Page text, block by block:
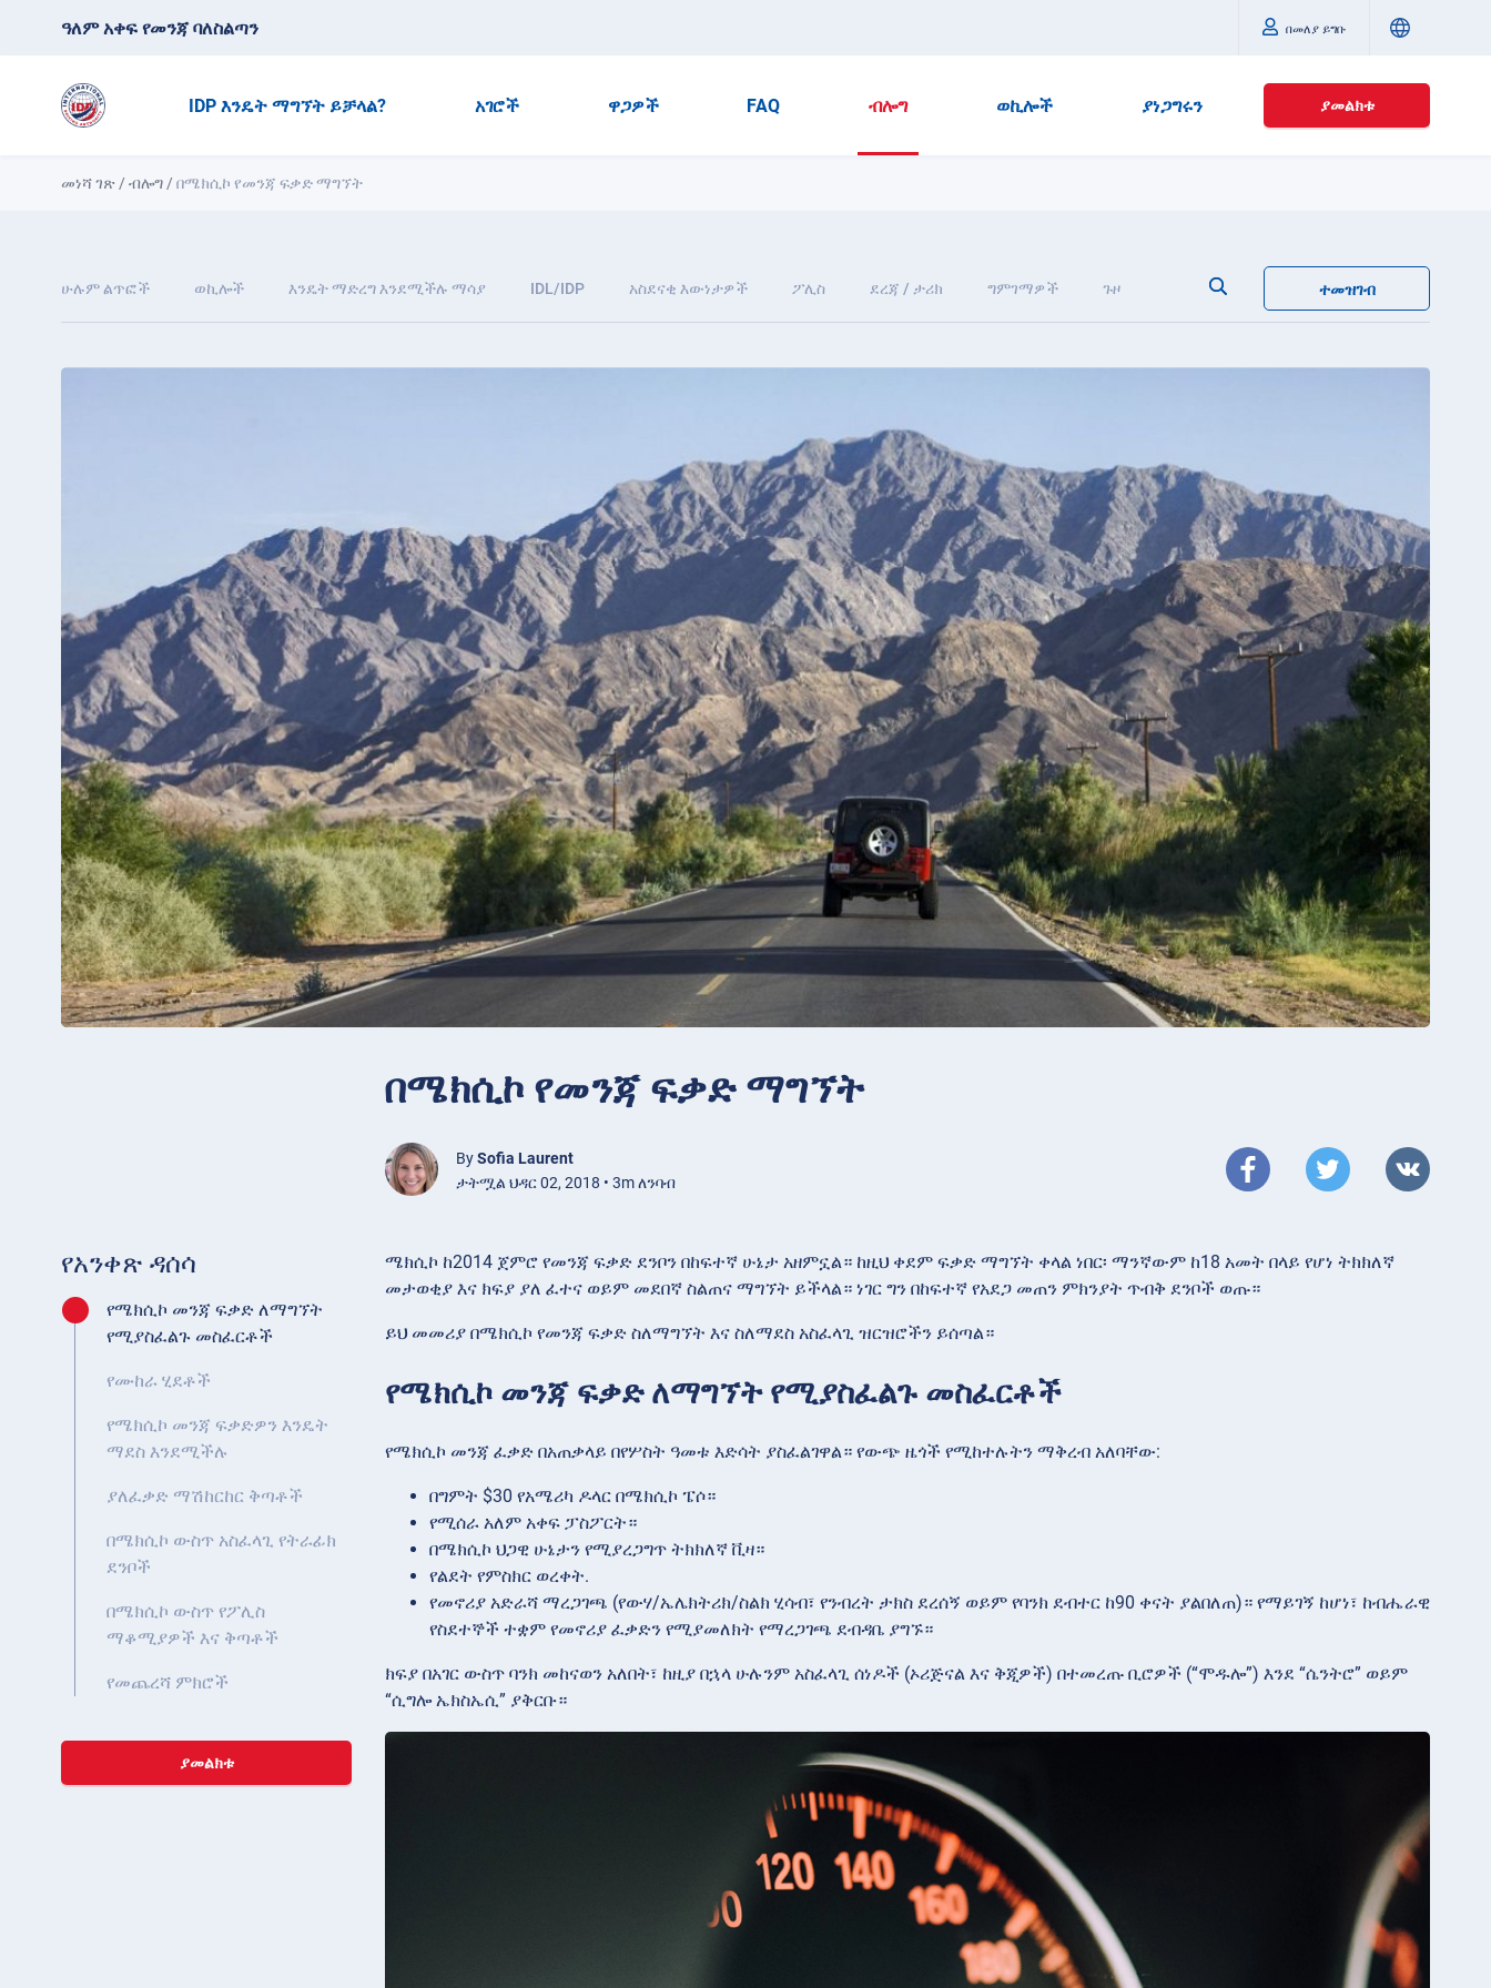
ዓለም አቀፍ የመንጃ ባለስልጣን በመለያ ይግቡ
IDP እንዴት ማግኘት ይቻላል? አገሮች ዋጋዎች FAQ ብሎግ ወኪሎች ያነጋግሩን ያመልክቱ
መነሻ ገጽ /ብሎግ /በሜክሲኮ የመንጃ ፍቃድ ማግኘት
ሁሉም ልጥፎች ወኪሎች እንዴት ማድረግ እንደሚችሉ ማሳያ IDL/IDP አስደናቂ እውነታዎች ፖሊስ ደረጃ / ታሪክ ግምገማዎች ጉዞ ተመዝገብ
በሜክሲኮ የመንጃ ፍቃድ ማግኘት
BySofia Laurent
ታትሟል ህዳር 02, 2018 • 3m ለንባብ
የአንቀጽ ዳሰሳ
የሜክሲኮ መንጃ ፍቃድ ለማግኘት
የሚያስፈልጉ መስፈርቶች
የሙከራ ሂደቶች
የሜክሲኮ መንጃ ፍቃድዎን እንዴት
ማደስ እንደሚችሉ
ያለፈቃድ ማሽከርከር ቅጣቶች
በሜክሲኮ ውስጥ አስፈላጊ የትራፊክ
ደንቦች
በሜክሲኮ ውስጥ የፖሊስ
ማቆሚያዎች እና ቅጣቶች
የመጨረሻ ምክሮች
ያመልክቱ
ሜክሲኮ ከ2014 ጀምሮ የመንጃ ፍቃድ ደንቦን በከፍተኛ ሁኔታ አዘምኗል። ከዚህ ቀደም ፍቃድ ማግኘት ቀላል ነበር፡ ማንኛውም ከ18 አመት በላይ የሆነ ትክክለኛ
መታወቂያ እና ክፍያ ያለ ፈተና ወይም መደበኛ ስልጠና ማግኘት ይችላል። ነገር ግን በከፍተኛ የአደጋ መጠን ምክንያት ጥብቅ ደንቦች ወጡ።
ይህ መመሪያ በሜክሲኮ የመንጃ ፍቃድ ስለማግኘት እና ስለማደስ አስፈላጊ ዝርዝሮችን ይሰጣል።
የሜክሲኮ መንጃ ፍቃድ ለማግኘት የሚያስፈልጉ መስፈርቶች
የሜክሲኮ መንጃ ፈቃድ በአጠቃላይ በየሦስት ዓመቱ እድሳት ያስፈልገዋል። የውጭ ዜጎች የሚከተሉትን ማቅረብ አለባቸው:
በግምት $30 የአሜሪካ ዶላር በሜክሲኮ ፔሶ።
የሚሰራ አለም አቀፍ ፓስፖርት።
በሜክሲኮ ህጋዊ ሁኔታን የሚያረጋግጥ ትክክለኛ ቪዛ።
የልደት የምስክር ወረቀት.
የመኖሪያ አድራሻ ማረጋገጫ (የውሃ/ኤሌክትሪክ/ስልክ ሂሳብ፣ የንብረት ታክስ ደረሰኝ ወይም የባንክ ደብተር ከ90 ቀናት ያልበለጠ)። የማይገኝ ከሆነ፣ ከብሔራዊ
የስደተኞች ተቋም የመኖሪያ ፈቃድን የሚያመለክት የማረጋገጫ ደብዳቤ ያግኙ።
ክፍያ በአገር ውስጥ ባንክ መከናወን አለበት፣ ከዚያ በኋላ ሁሉንም አስፈላጊ ሰነዶች (ኦሪጅናል እና ቅጂዎች) በተመረጡ ቢሮዎች (“ሞዱሎ”) እንደ “ሴንትሮ” ወይም
“ሲግሎ ኤክስኤሲ” ያቅርቡ።